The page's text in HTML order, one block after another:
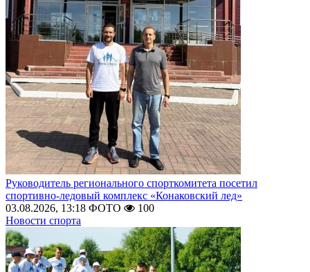
Руководитель регионального спорткомитета посетил
спортивно-ледовый комплекс «Конаковский лед»
03.08.2026, 13:18 ФОТО
100
Новости спорта